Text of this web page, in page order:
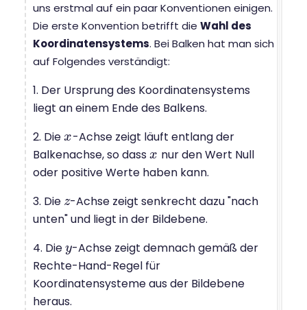
uns erstmal auf ein paar Konventionen einigen.
Die erste Konvention betrifft die Wahl des
Koordinatensystems. Bei Balken hat man sich
auf Folgendes verständigt:
1. Der Ursprung des Koordinatensystems
liegt an einem Ende des Balkens.
2. Die x
x -Achse zeigt läuft entlang der
Balkenachse, so dass x
x nur den Wert Null
oder positive Werte haben kann.
3. Die z
z-Achse zeigt senkrecht dazu "nach
unten" und liegt in der Bildebene.
4. Die y
y-Achse zeigt demnach gemäß der
Rechte-Hand-Regel für
Koordinatensysteme aus der Bildebene
heraus.